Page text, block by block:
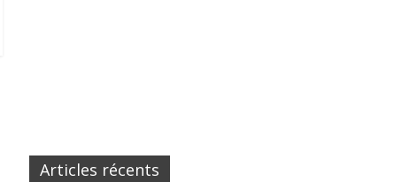
Articles récents